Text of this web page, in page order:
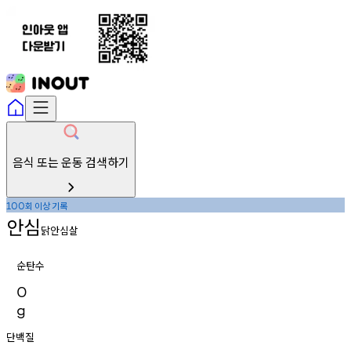
음식 또는 운동 검색하기
100회 이상기록
안심 닭안심살
순탄수
0
g
단백질